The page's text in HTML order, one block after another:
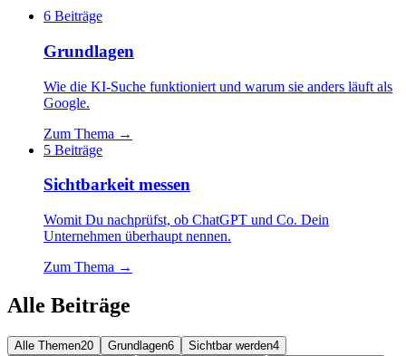
6 Beiträge
Grundlagen
Wie die KI-Suche funktioniert und warum sie anders läuft als
Google.
Zum Thema →
5 Beiträge
Sichtbarkeit messen
Womit Du nachprüfst, ob ChatGPT und Co. Dein
Unternehmen überhaupt nennen.
Zum Thema →
Alle Beiträge
Alle Themen20 Grundlagen6 Sichtbar werden4